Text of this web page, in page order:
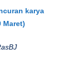
karya
Maret)